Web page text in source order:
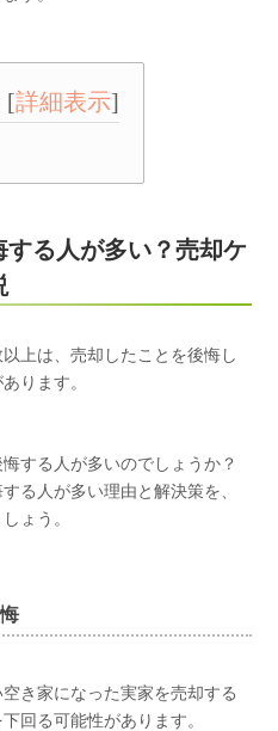
[詳細表示]
る人が多い？売却ケ
上は、売却したことを後悔し
ります。
する人が多いのでしょうか？
る人が多い理由と解決策を、
ょう。
き家になった実家を売却する
回る可能性があります。